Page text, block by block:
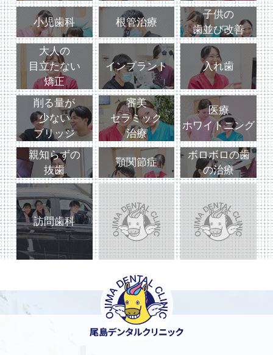
小児歯科 根管治療
子供の
歯並び改善
大人の
目立たない
矯正
インプラント 入れ歯
削る量が
少ない
ブリッジ
審美
セラミック
治療
医療
ホワイトニング
親知らずの
抜歯
顎関節症
ボロボロの歯
の治療
訪問歯科